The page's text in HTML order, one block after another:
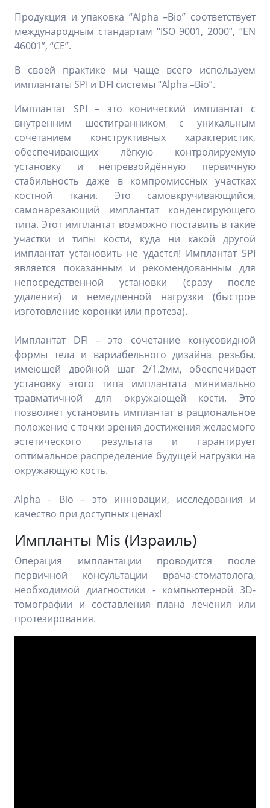
Продукция и упаковка “Alpha –Bio” соответствует
международным стандартам “ISO 9001, 2000”, “EN
46001”, “CE”.
В своей практике мы чаще всего используем
имплантаты SPI и DFI системы “Alpha –Bio”.
Имплантат SPI – это конический имплантат с
внутренним шестигранником с уникальным
сочетанием конструктивных характеристик,
обеспечивающих лёгкую контролируемую
установку и непревзойдённую первичную
стабильность даже в компромиссных участках
костной ткани. Это самовкручивающийся,
самонарезающий имплантат конденсирующего
типа. Этот имплантат возможно поставить в такие
участки и типы кости, куда ни какой другой
имплантат установить не удастся! Имплантат SPI
является показанным и рекомендованным для
непосредственной установки (сразу после
удаления) и немедленной нагрузки (быстрое
изготовление коронки или протеза).
Имплантат DFI – это сочетание конусовидной
формы тела и вариабельного дизайна резьбы,
имеющей двойной шаг 2/1.2мм, обеспечивает
установку этого типа имплантата минимально
травматичной для окружающей кости. Это
позволяет установить имплантат в рациональное
положение с точки зрения достижения желаемого
эстетического результата и гарантирует
оптимальное распределение будущей нагрузки на
окружающую кость.
Alpha – Bio – это инновации, исследования и
качество при доступных ценах!
Импланты Mis (Израиль)
Операция имплантации проводится после
первичной консультации врача-стоматолога,
необходимой диагностики - компьютерной 3D-
томографии и составления плана лечения или
протезирования.